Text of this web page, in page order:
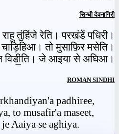
सिन्धी देवनागिरी
राहू तुंहिंजे रेति। परखंडें पधिरी।
तो मुसाफ़िर मसेति।
विडी॒ति। जे आइया से अघिआ।
ROMAN SINDHI
padhiree,
to musafir'a maseet,
Aaiya se aghiya.